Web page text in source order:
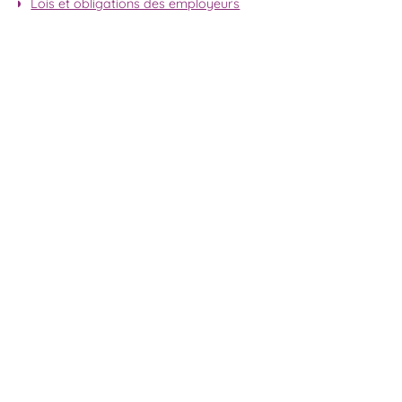
Lois et obligations des employeurs